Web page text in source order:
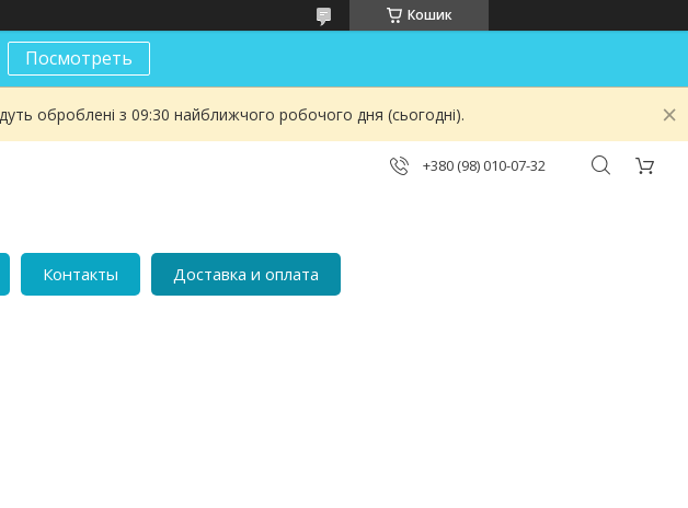
Кошик
Посмотреть
оброблені з 09:30 найближчого робочого дня (сьогодні).
+380 (98) 010-07-32
Контакты Доставка и оплата